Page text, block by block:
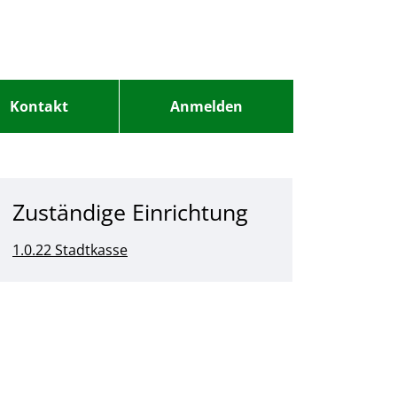
Kontakt Anmelden
Zuständige Einrichtung
1.0.22 Stadtkasse